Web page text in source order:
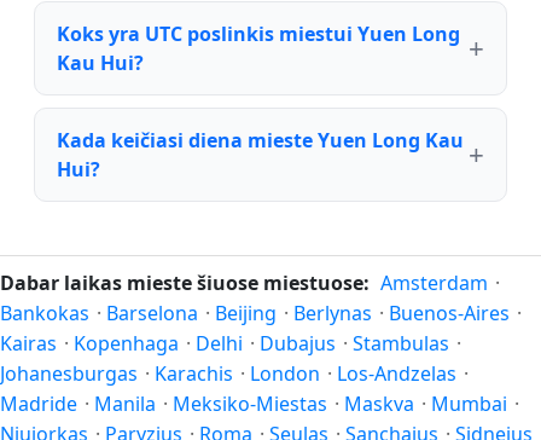
Koks yra UTC poslinkis miestui Yuen Long
Kau Hui?
Kada keičiasi diena mieste Yuen Long Kau
Hui?
Dabar laikas mieste šiuose miestuose: Amsterdam ·
Bankokas · Barselona · Beijing · Berlynas · Buenos-Aires ·
Kairas · Kopenhaga · Delhi · Dubajus · Stambulas ·
Johanesburgas · Karachis · London · Los-Andzelas ·
Madride · Manila · Meksiko-Miestas · Maskva · Mumbai ·
Niujorkas · Paryzius · Roma · Seulas · Sanchajus · Sidnejus